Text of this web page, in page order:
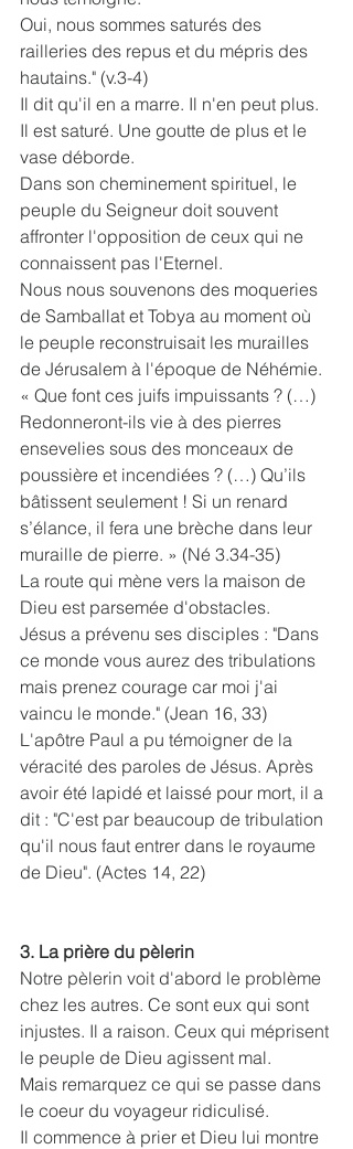
Oui, nous sommes saturés des
railleries des repus et du mépris des
hautains." (v.3-4)
Il dit qu'il en a marre. Il n'en peut plus.
Il est saturé. Une goutte de plus et le
vase déborde.
Dans son cheminement spirituel, le
peuple du Seigneur doit souvent
affronter l'opposition de ceux qui ne
connaissent pas l'Eternel.
Nous nous souvenons des moqueries
de Samballat et Tobya au moment où
le peuple reconstruisait les murailles
de Jérusalem à l'époque de Néhémie.
« Que font ces juifs impuissants ? (…)
Redonneront-ils vie à des pierres
ensevelies sous des monceaux de
poussière et incendiées ? (…) Qu’ils
bâtissent seulement ! Si un renard
s’élance, il fera une brèche dans leur
muraille de pierre. » (Né 3.34-35)
La route qui mène vers la maison de
Dieu est parsemée d'obstacles.
Jésus a prévenu ses disciples : "Dans
ce monde vous aurez des tribulations
mais prenez courage car moi j'ai
vaincu le monde." (Jean 16, 33)
L'apôtre Paul a pu témoigner de la
véracité des paroles de Jésus. Après
avoir été lapidé et laissé pour mort, il a
dit : "C'est par beaucoup de tribulation
qu'il nous faut entrer dans le royaume
de Dieu". (Actes 14, 22)
3. La prière du pèlerin
Notre pèlerin voit d'abord le problème
chez les autres. Ce sont eux qui sont
injustes. Il a raison. Ceux qui méprisent
le peuple de Dieu agissent mal.
Mais remarquez ce qui se passe dans
le coeur du voyageur ridiculisé.
Il commence à prier et Dieu lui montre